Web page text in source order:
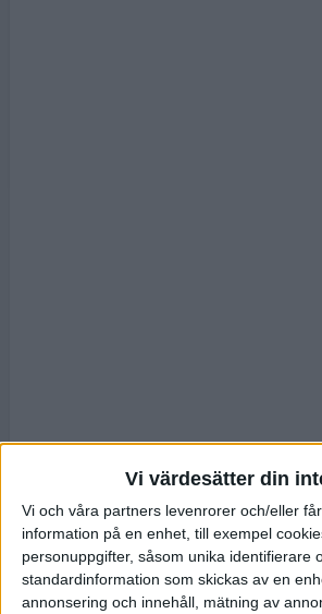
Vi värdesätter din
Vi och våra partners levenrorer och/eller
information på en enhet, till exempel
personuppgifter, såsom unika identifierare
standardinformation som skickas av en
annonsering och innehåll, mätning av